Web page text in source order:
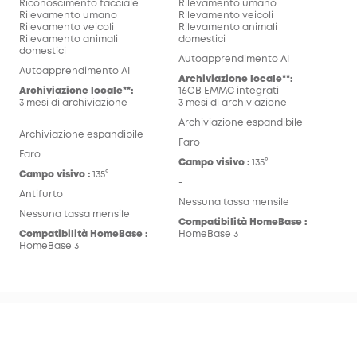
Riconoscimento facciale
Rilevamento umano
Rilevamento veicoli
Rilevamento animali
domestici
Autoapprendimento AI
Archiviazione locale**:
3 mesi di archiviazione
Archiviazione espandibile
Faro
Campo visivo : 135°
Antifurto
Nessuna tassa mensile
Compatibilità HomeBase :
HomeBase 3
Rilevamento umano
Rilevamento veicoli
Rilevamento animali
domestici
Autoapprendimento AI
Archiviazione locale**:
16GB EMMC integrati
3 mesi di archiviazione
Archiviazione espandibile
Faro
Campo visivo : 135°
-
Nessuna tassa mensile
Compatibilità HomeBase :
HomeBase 3